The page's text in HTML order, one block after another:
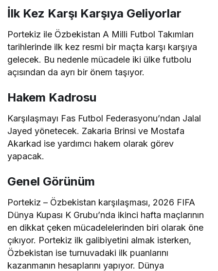
İlk Kez Karşı Karşıya Geliyorlar
Portekiz ile Özbekistan A Milli Futbol Takımları
tarihlerinde ilk kez resmi bir maçta karşı karşıya
gelecek. Bu nedenle mücadele iki ülke futbolu
açısından da ayrı bir önem taşıyor.
Hakem Kadrosu
Karşılaşmayı Fas Futbol Federasyonu’ndan Jalal
Jayed yönetecek. Zakaria Brinsi ve Mostafa
Akarkad ise yardımcı hakem olarak görev
yapacak.
Genel Görünüm
Portekiz – Özbekistan karşılaşması, 2026 FIFA
Dünya Kupası K Grubu’nda ikinci hafta maçlarının
en dikkat çeken mücadelelerinden biri olarak öne
çıkıyor. Portekiz ilk galibiyetini almak isterken,
Özbekistan ise turnuvadaki ilk puanlarını
kazanmanın hesaplarını yapıyor. Dünya